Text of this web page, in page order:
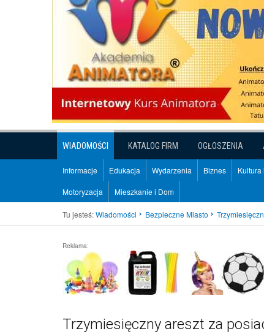
WIADOMOŚCI KATALOG FIRM OGŁOSZENIA
Informacje Edukacja Wydarzenia Biznes Kultura
Motoryzacja Mieszkanie i Dom
Tu jesteś:Wiadomości Bezpieczne Miasto
Reklama:
Trzymiesięczny areszt za